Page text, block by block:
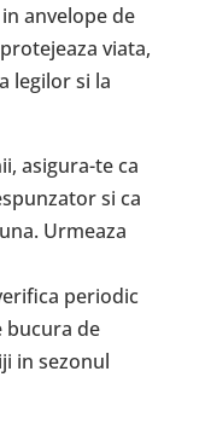
anvelope de
viata,
legilor si la
asigura-te ca
si ca
Urmeaza
periodic
bucura de
in sezonul